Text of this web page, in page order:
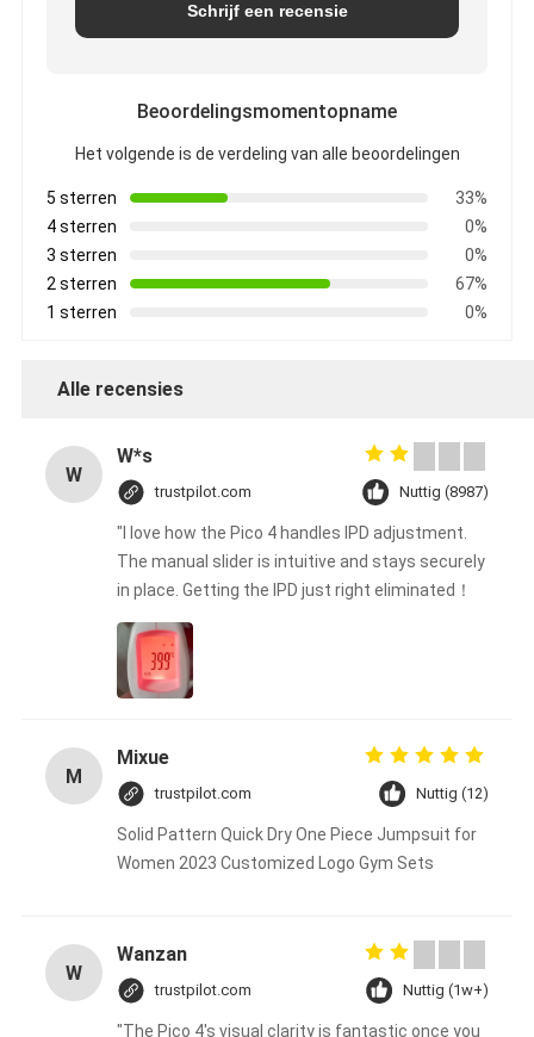
Schrijf een recensie
Beoordelingsmomentopname
Het volgende is de verdeling van alle beoordelingen
5 sterren
33%
4 sterren
0%
3 sterren
0%
2 sterren
67%
1 sterren
0%
Alle recensies
W
W*s
trustpilot.com Nuttig (8987)
"I love how the Pico 4 handles IPD adjustment.
The manual slider is intuitive and stays securely
in place. Getting the IPD just right eliminated！
M
Mixue
trustpilot.com Nuttig (12)
Solid Pattern Quick Dry One Piece Jumpsuit for
Women 2023 Customized Logo Gym Sets
W
Wanzan
trustpilot.com Nuttig (1w+)
"The Pico 4's visual clarity is fantastic once you